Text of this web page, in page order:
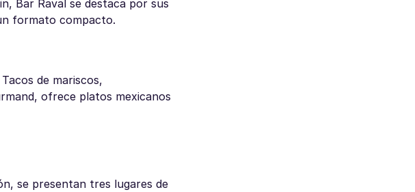
Bar Raval se destaca por sus
formato compacto.
de mariscos,
ofrece platos mexicanos
se presentan tres lugares de